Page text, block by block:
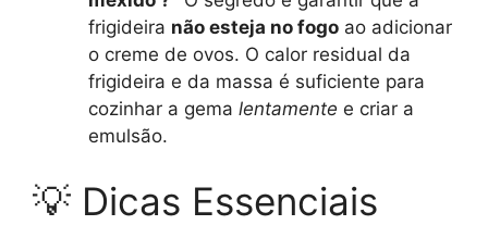
frigideira não esteja no fogo ao adicionar
o creme de ovos. O calor residual da
frigideira e da massa é suficiente para
cozinhar a gema lentamente e criar a
emulsão.
💡 Dicas Essenciais